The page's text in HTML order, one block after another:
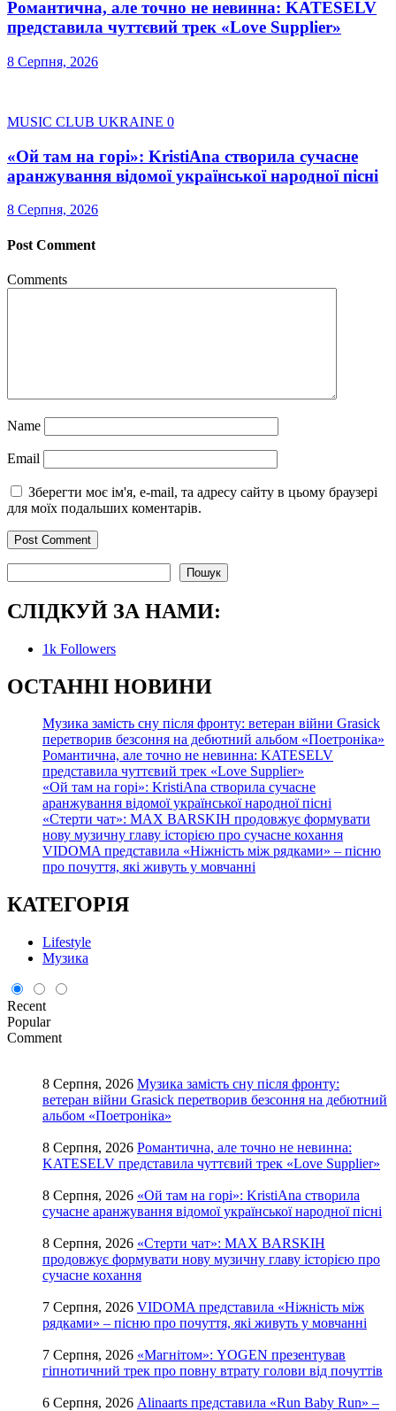
Романтична, але точно не невинна: KATESELV
представила чуттєвий трек «Love Supplier»
8 Серпня, 2026
MUSIC CLUB UKRAINE 0
«Ой там на горі»: KristiAna створила сучасне
аранжування відомої української народної пісні
8 Серпня, 2026
Post Comment
Comments
Name
Email
Зберегти моє ім'я, e-mail, та адресу сайту в цьому браузері
для моїх подальших коментарів.
Пошук
СЛІДКУЙ ЗА НАМИ:
1k Followers
ОСТАННІ НОВИНИ
Музика замість сну після фронту: ветеран війни Grasick
перетворив безсоння на дебютний альбом «Поетроніка»
Романтична, але точно не невинна: KATESELV
представила чуттєвий трек «Love Supplier»
«Ой там на горі»: KristiAna створила сучасне
аранжування відомої української народної пісні
«Стерти чат»: MAX BARSKIH продовжує формувати
нову музичну главу історією про сучасне кохання
VIDOMA представила «Ніжність між рядками» – пісню
про почуття, які живуть у мовчанні
КАТЕГОРІЯ
Lifestyle
Музика
Recent
Popular
Comment
8 Серпня, 2026 Музика замість сну після фронту:
ветеран війни Grasick перетворив безсоння на дебютний
альбом «Поетроніка»
8 Серпня, 2026 Романтична, але точно не невинна:
KATESELV представила чуттєвий трек «Love Supplier»
8 Серпня, 2026 «Ой там на горі»: KristiAna створила
сучасне аранжування відомої української народної пісні
8 Серпня, 2026 «Стерти чат»: MAX BARSKIH
продовжує формувати нову музичну главу історією про
сучасне кохання
7 Серпня, 2026 VIDOMA представила «Ніжність між
рядками» – пісню про почуття, які живуть у мовчанні
7 Серпня, 2026 «Магнітом»: YOGEN презентував
гіпнотичний трек про повну втрату голови від почуттів
6 Серпня, 2026 Alinaarts представила «Run Baby Run» –